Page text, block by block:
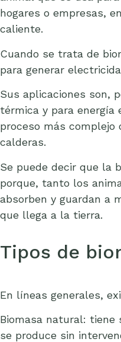
hogares o empresas,
caliente.
Cuando se trata de
para generar
Sus aplicaciones son,
térmica y para energía
proceso más complejo
calderas.
Se puede decir que la
porque, tanto los
absorben y guardan a
que llega a la tierra.
Tipos de
En líneas generales,
Biomasa natural: tiene
se produce sin